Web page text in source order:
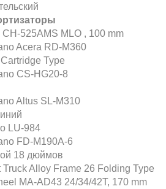
CH-525AMS MLO , 100 mm
Acera RD-M360
Type
CS-HG20-8
Altus SL-M310
LU-984
FD-M190A-6
18 дюймов
Truck Alloy Frame 26 Folding Type
MA-AD43 24/34/42T, 170 mm